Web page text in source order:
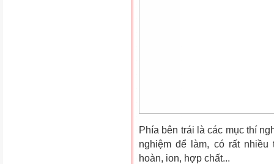
Phía bên trái là các mục thí
nghiệm để làm, có rất
hoàn, ion, hợp chất...